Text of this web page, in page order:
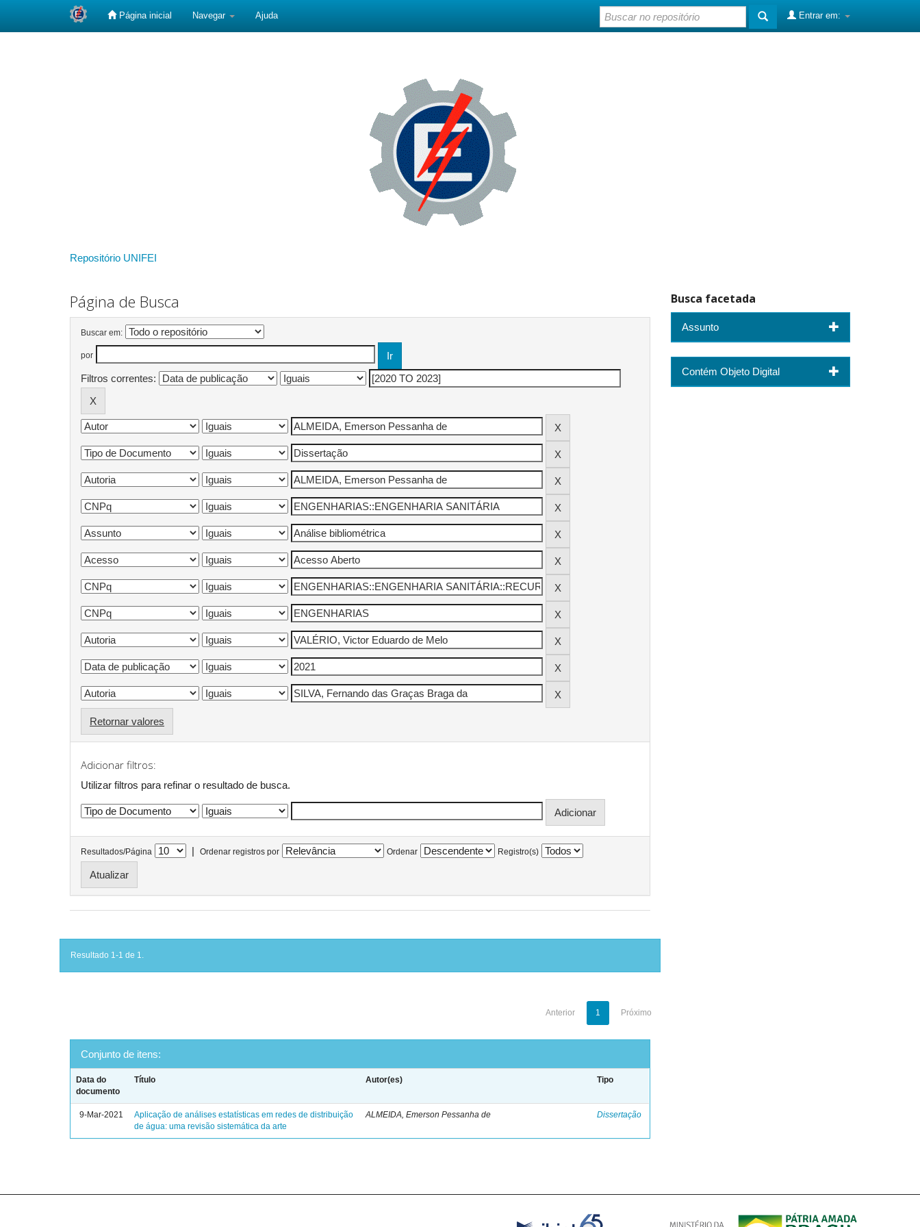
Página inicial Navegar Ajuda Entrar em:
Repositório UNIFEI
Página de Busca
Buscar em:
por
Filtros correntes:
Retornar valores
Adicionar filtros:
Utilizar filtros para refinar o resultado de busca.
Resultados/Página | Ordenar registros por Ordenar Registro(s)
Resultado 1-1 de 1.
Anterior 1 Próximo
Conjunto de itens:
Data do
documento
Título Autor(es) Tipo
9-Mar-2021
Aplicação de análises estatísticas em redes de distribuição
de água: uma revisão sistemática da arte
ALMEIDA, Emerson Pessanha de Dissertação
Busca facetada
Assunto
Contém Objeto Digital